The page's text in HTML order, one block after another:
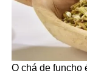
O chá de funcho